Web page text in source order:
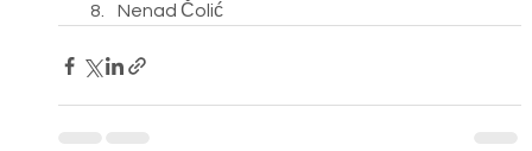
Nenad Čolić